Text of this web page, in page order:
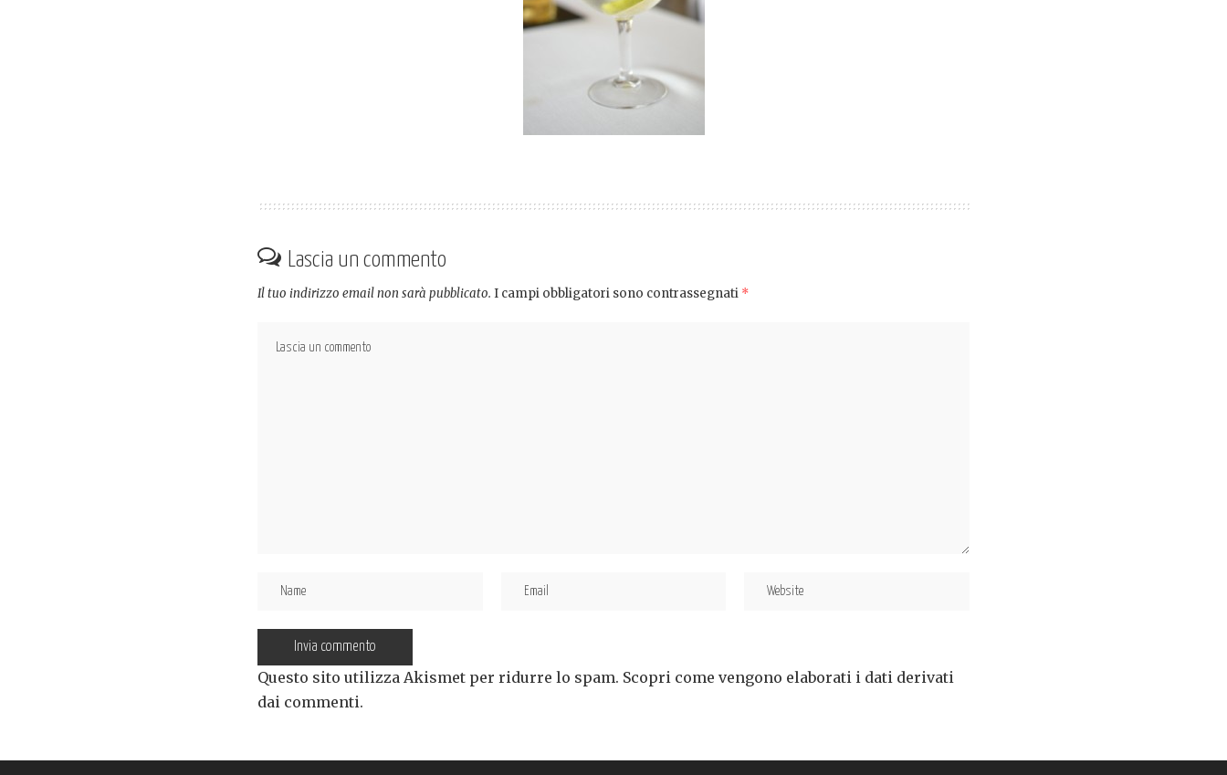
Lascia un commento
Il tuo indirizzo email non sarà pubblicato. I campi obbligatori sono contrassegnati *
Questo sito utilizza Akismet per ridurre lo spam. Scopri come vengono elaborati i dati derivati
dai commenti.